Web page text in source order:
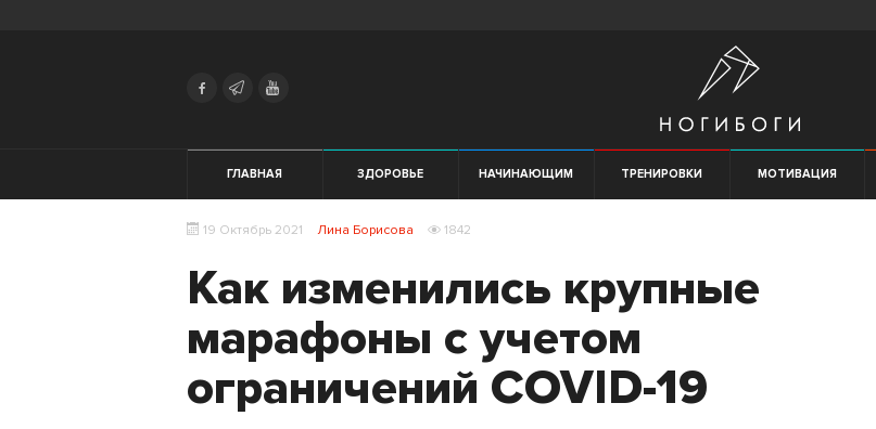
ГЛАВНАЯ ЗДОРОВЬЕ НАЧИНАЮЩИМ ТРЕНИРОВКИ МОТИВАЦИЯ
19 Октябрь 2021 Лина Борисова 1842
Как изменились крупные
марафоны с учетом
ограничений COVID-19